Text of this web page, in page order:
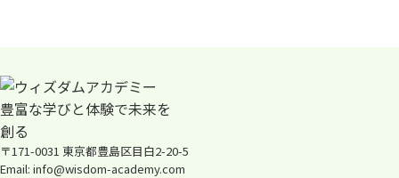
〒171-0031 東京都豊島区目白2-20-5
Email: info@wisdom-academy.com